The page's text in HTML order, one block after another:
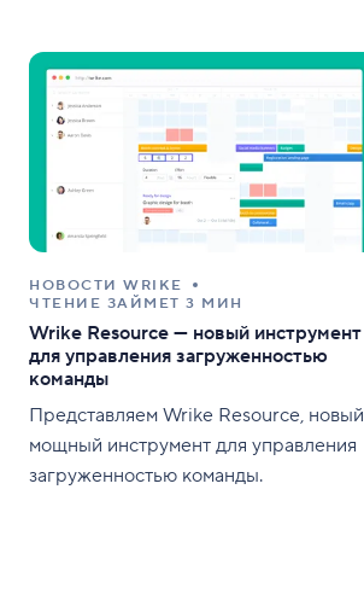
НОВОСТИ WRIKE
ЧТЕНИЕ ЗАЙМЕТ 3 МИН
Wrike Resource — новый инструмент
для управления загруженностью
команды
Представляем Wrike Resource, новый
мощный инструмент для управления
загруженностью команды.